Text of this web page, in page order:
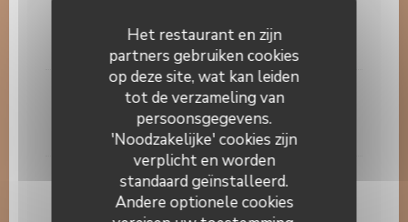
Het restaurant en zijn
partners gebruiken cookies
op deze site, wat kan leiden
tot de verzameling van
persoonsgegevens.
'Noodzakelijke' cookies zijn
verplicht en worden
standaard geïnstalleerd.
Andere optionele cookies
14,00 EUR
Entrecôte poêlée 800gr, frites maison et salade
verte. Sauce Saint Marcellin et sauce au poivre.
58,00 EUR
escalope de veau
escalope de veau sauce normande frite maison